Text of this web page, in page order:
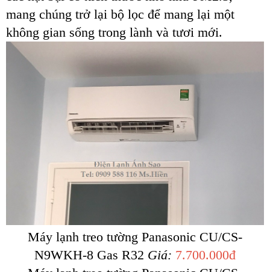
mang chúng trở lại bộ lọc để mang lại một
không gian sống trong lành và tươi mới.
Máy lạnh treo tường Panasonic CU/CS-
N9WKH-8 Gas R32 Giá: 7.700.000đ